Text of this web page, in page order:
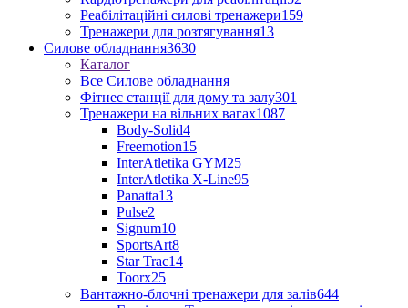
Реабілітаційні силові тренажери159
Тренажери для розтягування13
Силове обладнання3630
Каталог
Все Силове обладнання
Фітнес станції для дому та залу301
Тренажери на вільних вагах1087
Body-Solid4
Freemotion15
InterAtletika GYM25
InterAtletika X-Line95
Panatta13
Pulse2
Signum10
SportsArt8
Star Trac14
Toorx25
Вантажно-блочні тренажери для залів644